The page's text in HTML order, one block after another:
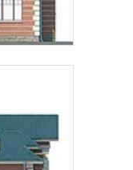
MAX